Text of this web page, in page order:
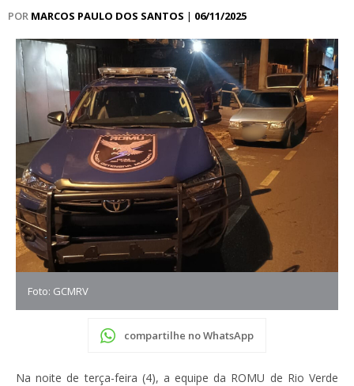
POR MARCOS PAULO DOS SANTOS | 06/11/2025
Foto: GCMRV
compartilhe no WhatsApp
Na noite de terça-feira (4), a equipe da ROMU de Rio Verde